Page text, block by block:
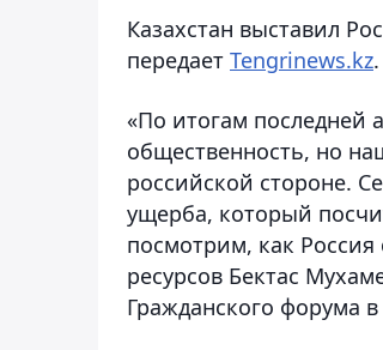
Казахстан выставил
передает Tengrinews.kz.
«По итогам последней
общественность, но
российской стороне.
ущерба, который
посмотрим, как
ресурсов Бектас
Гражданского форума в